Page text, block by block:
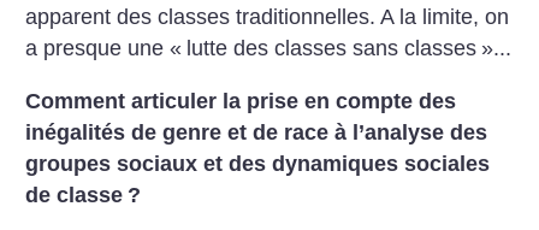
apparent des classes traditionnelles. A la limite, on
a presque une « lutte des classes sans classes »...
Comment articuler la prise en compte des
inégalités de genre et de race à l’analyse des
groupes sociaux et des dynamiques sociales
de classe ?